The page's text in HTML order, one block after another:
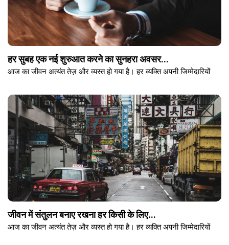
हर सुबह एक नई शुरुआत करने का सुनहरा अवसर...
आज का जीवन अत्यंत तेज़ और व्यस्त हो गया है। हर व्यक्ति अपनी जिम्मेदारियों
जीवन में संतुलन बनाए रखना हर किसी के लिए...
आज का जीवन अत्यंत तेज़ और व्यस्त हो गया है। हर व्यक्ति अपनी जिम्मेदारियों